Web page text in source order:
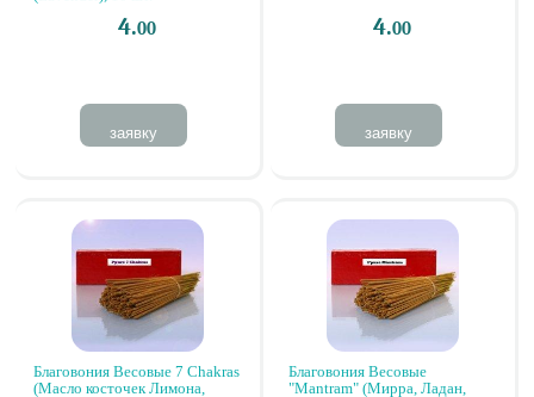
4.00
заявку
4.00
заявку
Благовония Весовые 7 Chakras
(Масло косточек Лимона,
Благовония Весовые
"Mantram" (Мирра, Ладан,